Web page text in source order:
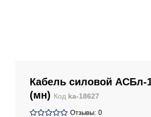
Кабель силовой АСБл-
(мн) Код ka-18627
Отзывы: 0